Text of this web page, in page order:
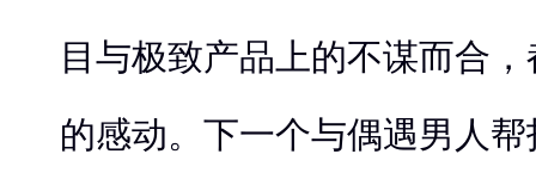
目与极致产品上的不谋而合
的感动。下一个与偶遇男人